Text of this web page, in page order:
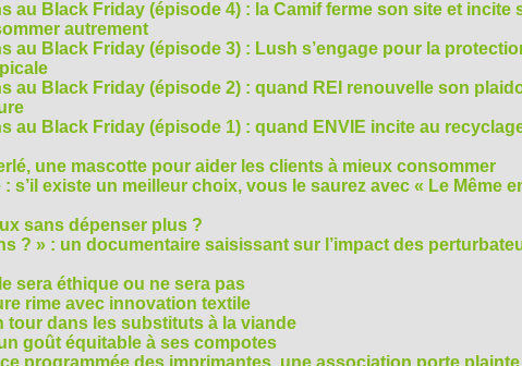
au Black Friday (épisode 4) : la Camif ferme son site et incite
autrement
au Black Friday (épisode 3) : Lush s’engage pour la
au Black Friday (épisode 2) : quand REI renouvelle son
au Black Friday (épisode 1) : quand ENVIE incite au
une mascotte pour aider les clients à mieux consommer
s’il existe un meilleur choix, vous le saurez avec « Le Même
sans dépenser plus ?
? » : un documentaire saisissant sur l’impact des
sera éthique ou ne sera pas
rime avec innovation textile
tour dans les substituts à la viande
goût équitable à ses compotes
programmée des imprimantes, une association porte plainte